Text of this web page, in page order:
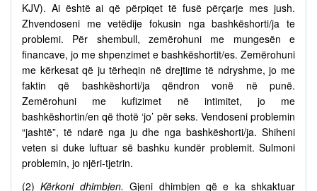
KJV). Ai është ai që përpiqet të fusë përçarje mes jush.
Zhvendoseni me vetëdije fokusin nga bashkëshorti/ja te
problemi. Për shembull, zemërohuni me mungesën e
financave, jo me shpenzimet e bashkëshortit/es. Zemërohuni
me kërkesat që ju tërheqin në drejtime të ndryshme, jo me
faktin që bashkëshorti/ja qëndron vonë në punë.
Zemërohuni me kufizimet në intimitet, jo me
bashkëshortin/en që thotë ‘jo’ për seks. Vendoseni problemin
“jashtë”, të ndarë nga ju dhe nga bashkëshorti/ja. Shiheni
veten si duke luftuar së bashku kundër problemit. Sulmoni
problemin, jo njëri-tjetrin.
(2)Kërkoni dhimbjen. Gjeni dhimbjen që e ka shkaktuar